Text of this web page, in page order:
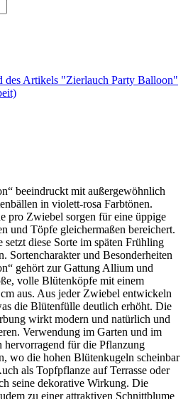
beeindruckt mit außergewöhnlich
in violett-rosa Farbtönen.
pro Zwiebel sorgen für eine üppige
und Töpfe gleichermaßen bereichert.
diese Sorte im späten Frühling
Sortencharakter und Besonderheiten
gehört zur Gattung Allium und
volle Blütenköpfe mit einem
aus. Aus jeder Zwiebel entwickeln
die Blütenfülle deutlich erhöht. Die
wirkt modern und natürlich und
Verwendung im Garten und im
hervorragend für die Pflanzung
wo die hohen Blütenkugeln scheinbar
als Topfpflanze auf Terrasse oder
seine dekorative Wirkung. Die
zu einer attraktiven Schnittblume